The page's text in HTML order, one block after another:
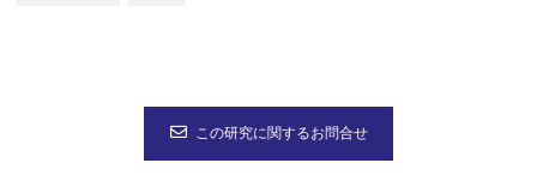
この研究に関するお問合せ